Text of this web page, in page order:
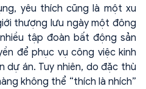
yêu thích cũng là một xu
thượng lưu ngày một đông
tập đoàn bất động sản
để phục vụ công việc kinh
dự án. Tuy nhiên, do đặc thù
không thể “thích là nhích”